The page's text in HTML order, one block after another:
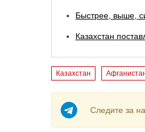
Быстрее, выше,
Казахстан
Казахстан
Следите за